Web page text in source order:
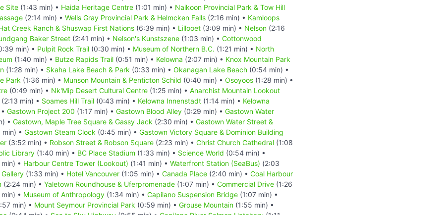
Site (1:43 min) • Haida Heritage Centre (1:01 min) • Naikoon Provincial Park & Tow Hill
(2:14 min) • Wells Gray Provincial Park & Helmcken Falls (2:16 min) • Kamloops
Creek Ranch & Shuswap First Nations (6:39 min) • Lillooet (3:09 min) • Nelson (2:16
Baker Street (2:41 min) • Nelson's Kunstszene (1:03 min) • Cottonwood
min) • Pulpit Rock Trail (0:30 min) • Museum of Northern B.C. (1:21 min) • North
(1:40 min) • Butze Rapids Trail (0:51 min) • Kelowna (2:07 min) • Knox Mountain Park
(1:28 min) • Skaha Lake Beach & Park (0:33 min) • Okanagan Lake Beach (0:54 min) •
Park (1:36 min) • Munson Mountain & Penticton Schild (0:40 min) • Osoyoos (1:28 min) •
(0:49 min) • Nk'Mip Desert Cultural Centre (1:25 min) • Anarchist Mountain Lookout
(2:13 min) • Soames Hill Trail (0:43 min) • Kelowna Innenstadt (1:14 min) • Kelowna
Gastown Project 200 (1:17 min) • Gastown Blood Alley (0:29 min) • Gastown Water
• Gastown, Maple Tree Square & Gassy Jack (2:30 min) • Gastown Water Street &
• Gastown Steam Clock (0:45 min) • Gastown Victory Square & Dominion Building
(3:52 min) • Robson Street & Robson Square (2:23 min) • Christ Church Cathedral (1:08
Library (1:40 min) • BC Place Stadium (1:33 min) • Science World (0:54 min) •
• Harbour Centre Tower (Lookout) (1:41 min) • Waterfront Station (SeaBus) (2:03
(1:33 min) • Hotel Vancouver (1:05 min) • Canada Place (2:40 min) • Coal Harbour
(2:24 min) • Yaletown Roundhouse & Uferpromenade (1:07 min) • Commercial Drive (1:26
• Museum of Anthropology (1:34 min) • Capilano Suspension Bridge (1:07 min) •
min) • Mount Seymour Provincial Park (0:59 min) • Grouse Mountain (1:55 min) •